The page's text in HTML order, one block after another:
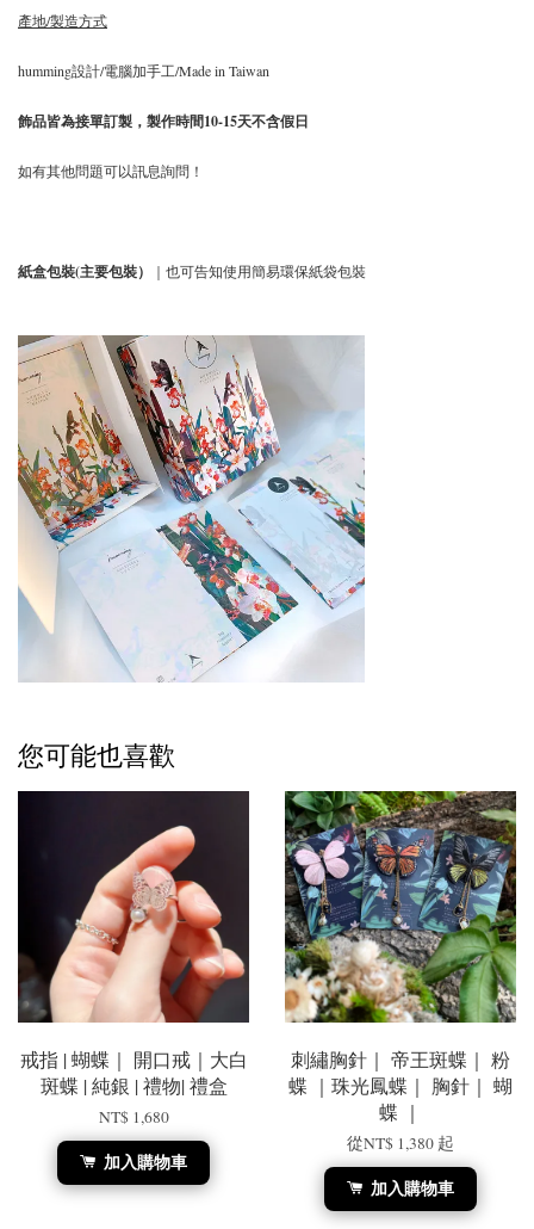
產地/製造方式
humming設計/電腦加手工/Made in Taiwan
飾品皆為接單訂製，製作時間10-15天不含假日
如有其他問題可以訊息詢問！
紙盒包裝(主要包裝） ｜也可告知使用簡易環保紙袋包裝
您可能也喜歡
戒指 | 蝴蝶｜ 開口戒｜大白
斑蝶 | 純銀 | 禮物| 禮盒
NT$ 1,680
加入購物車
刺繡胸針｜ 帝王斑蝶｜ 粉
蝶 ｜珠光鳳蝶｜ 胸針｜ 蝴
蝶 ｜
從NT$ 1,380 起
加入購物車